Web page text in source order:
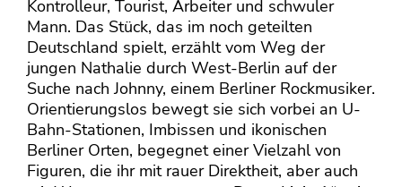
Kontrolleur, Tourist, Arbeiter und schwuler
Mann. Das Stück, das im noch geteilten
Deutschland spielt, erzählt vom Weg der
jungen Nathalie durch West-Berlin auf der
Suche nach Johnny, einem Berliner Rockmusiker.
Orientierungslos bewegt sie sich vorbei an U-
Bahn-Stationen, Imbissen und ikonischen
Berliner Orten, begegnet einer Vielzahl von
Figuren, die ihr mit rauer Direktheit, aber auch